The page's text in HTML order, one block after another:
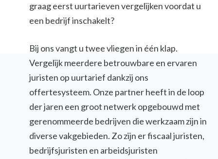
graag eerst uurtarieven vergelijken voordat u
een bedrijf inschakelt?
Bij ons vangt u twee vliegen in één klap.
Vergelijk meerdere betrouwbare en ervaren
juristen op uurtarief dankzij ons
offertesysteem. Onze partner heeft in de loop
der jaren een groot netwerk opgebouwd met
gerenommeerde bedrijven die werkzaam zijn in
diverse vakgebieden. Zo zijn er fiscaal juristen,
bedrijfsjuristen en arbeidsjuristen